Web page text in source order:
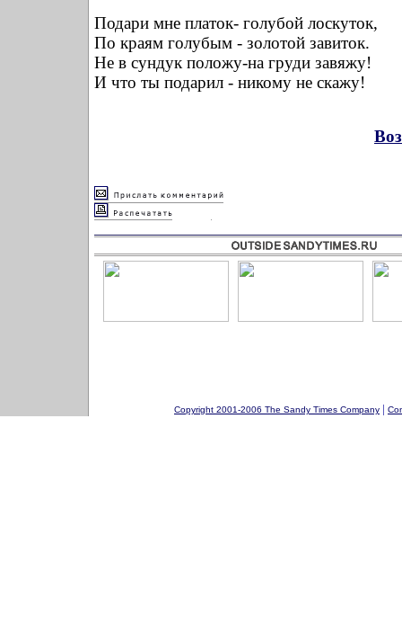
Подари мне платок- голубой лоскуток,
По краям голубым - золотой завиток.
Не в сундук положу-на груди завяжу!
И что ты подарил - никому не скажу!
Copyright 2001-2006 The Sandy Times Company |